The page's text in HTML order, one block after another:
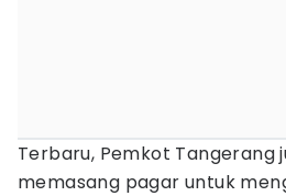
Terbaru, Pemkot Tangerang
memasang pagar untuk